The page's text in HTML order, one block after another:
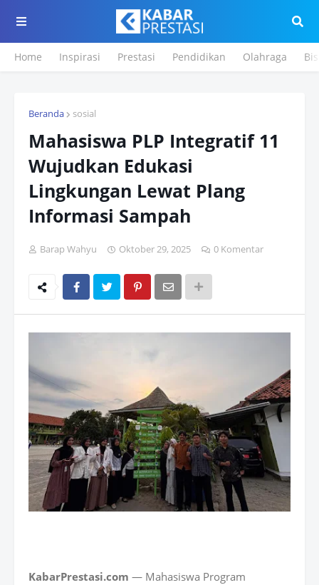
Home Inspirasi Prestasi Pendidikan Olahraga
Beranda sosial
Mahasiswa PLP Integratif 11
Wujudkan Edukasi
Lingkungan Lewat Plang
Informasi Sampah
Barap Wahyu Oktober 29, 2025 0 Komentar
KabarPrestasi.com — Mahasiswa Program